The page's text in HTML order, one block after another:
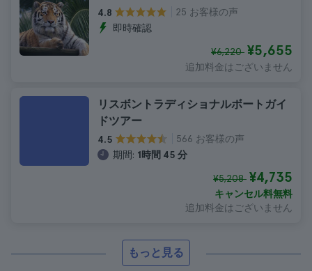
4.8
25 お客様の声
即時確認
¥6,220 ¥5,655
追加料金はございません
リスボントラディショナルボートガイ
ドツアー
4.5
566 お客様の声
期間: 1時間 45 分
¥5,208 ¥4,735
キャンセル料無料
追加料金はございません
もっと見る